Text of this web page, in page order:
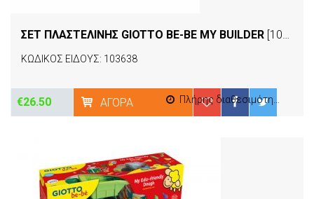
ΣΕΤ ΠΛΑΣΤΕΛΙΝΗΣ GIOTTO BE-BE MY BUILDER [103638]
ΚΩΔΙΚΟΣ ΕΙΔΟΥΣ: 103638
€26.50 ΑΓΟΡΆ Πλήρης διαθεσιμότητα